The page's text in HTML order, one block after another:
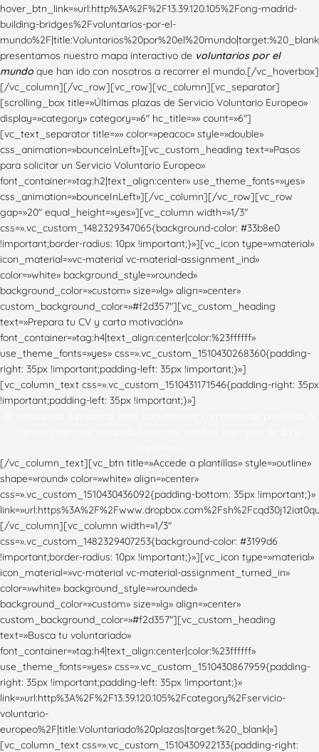
hover_btn_link=»url:http%3A%2F%2F13.39.120.105%2Fong-madrid-
building-bridges%2Fvoluntarios-por-el-
presentamos nuestro mapa interactivo de voluntarios por el
mundo que han ido con nosotros a recorrer el mundo.[/vc_hoverbox]
[/vc_column][/vc_row][vc_row][vc_column][vc_separator]
[scrolling_box title=»Últimas plazas de Servicio Voluntario Europeo»
display=»category» category=»6″ hc_title=»» count=»6″]
[vc_text_separator title=»» color=»peacoc» style=»double»
css_animation=»bounceInLeft»][vc_custom_heading text=»Pasos
para solicitar un Servicio Voluntario Europeo»
font_container=»tag:h2|text_align:center» use_theme_fonts=»yes»
css_animation=»bounceInLeft»][/vc_column][/vc_row][vc_row
gap=»20″ equal_height=»yes»][vc_column width=»1/3″
css=».vc_custom_1482329347065{background-color: #33b8e0
!important;border-radius: 10px !important;}»][vc_icon type=»material»
icon_material=»vc-material vc-material-assignment_ind»
color=»white» background_style=»rounded»
background_color=»custom» size=»lg» align=»center»
custom_background_color=»#f2d357″][vc_custom_heading
text=»Prepara tu CV y carta motivación»
font_container=»tag:h4|text_align:center|color:%23ffffff»
use_theme_fonts=»yes» css=».vc_custom_1510430268360{padding-
right: 35px !important;padding-left: 35px !important;}»]
[vc_column_text css=».vc_custom_1510431171546{padding-right: 35px
!important;padding-left: 35px !important;}»]
[/vc_column_text][vc_btn title=»Accede a plantillas» style=»outline»
shape=»round» color=»white» align=»center»
css=».vc_custom_1510430436092{padding-bottom: 35px !important;}»
[/vc_column][vc_column width=»1/3″
css=».vc_custom_1482329407253{background-color: #3199d6
!important;border-radius: 10px !important;}»][vc_icon type=»material»
icon_material=»vc-material vc-material-assignment_turned_in»
color=»white» background_style=»rounded»
background_color=»custom» size=»lg» align=»center»
custom_background_color=»#f2d357″][vc_custom_heading
text=»Busca tu voluntariado»
font_container=»tag:h4|text_align:center|color:%23ffffff»
use_theme_fonts=»yes» css=».vc_custom_1510430867959{padding-
right: 35px !important;padding-left: 35px !important;}»
link=»url:http%3A%2F%2F13.39.120.105%2Fcategory%2Fservicio-
voluntario-
europeo%2F|title:Voluntariado%20plazas|target:%20_blank|»]
[vc_column_text css=».vc_custom_1510430922133{padding-right: